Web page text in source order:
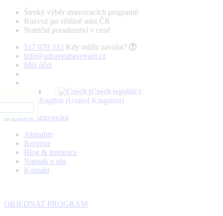
Široký výběr stravovacích programů
Rozvoz po většině míst ČR
Nutriční poradenství v ceně
517 070 333 Kdy můžu zavolat?
info@zdravestravovani.cz
Můj účet
Aktuality
Recenze
Blog & inspirace
Napsali o nás
Kontakt
OBJEDNAT PROGRAM